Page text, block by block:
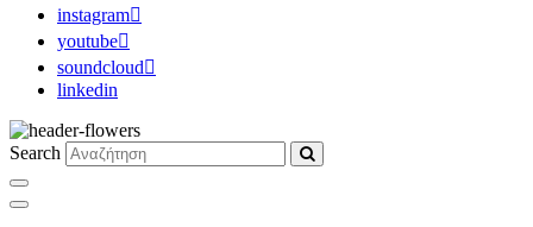
instagram
youtube
soundcloud
linkedin
Search